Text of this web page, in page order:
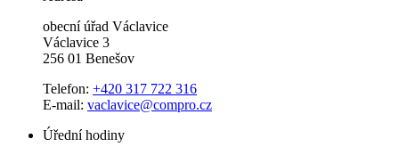
obecní úřad Václavice
Václavice 3
256 01 Benešov
Telefon: +420 317 722 316
E-mail: vaclavice@compro.cz
Úřední hodiny